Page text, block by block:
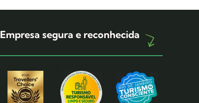
Empresa segura e reconhecida